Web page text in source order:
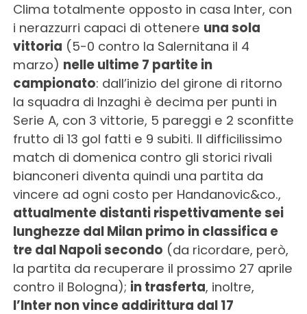
Clima totalmente opposto in casa Inter, con
i nerazzurri capaci di ottenere una sola
vittoria (5-0 contro la Salernitana il 4
marzo) nelle ultime 7 partite in
campionato: dall’inizio del girone di ritorno
la squadra di Inzaghi è decima per punti in
Serie A, con 3 vittorie, 5 pareggi e 2 sconfitte
frutto di 13 gol fatti e 9 subiti. Il difficilissimo
match di domenica contro gli storici rivali
bianconeri diventa quindi una partita da
vincere ad ogni costo per Handanovic&co.,
attualmente distanti rispettivamente sei
lunghezze dal Milan primo in classifica e
tre dal Napoli secondo (da ricordare, però,
la partita da recuperare il prossimo 27 aprile
contro il Bologna); in trasferta, inoltre,
l’Inter non vince addirittura dal 17